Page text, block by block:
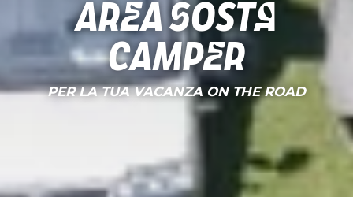
Area Sosta
Camper
PER LA TUA VACANZA ON THE ROAD